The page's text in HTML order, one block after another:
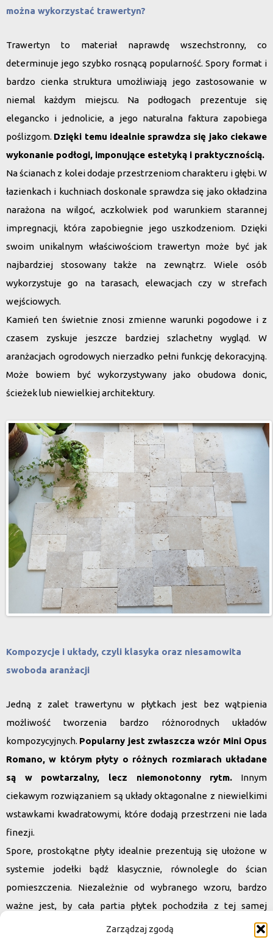
Zarządzaj zgodą
można wykorzystać trawertyn?
Trawertyn to materiał naprawdę wszechstronny, co
determinuje jego szybko rosnącą popularność. Spory format i
bardzo cienka struktura umożliwiają jego zastosowanie w
niemal każdym miejscu. Na podłogach prezentuje się
elegancko i jednolicie, a jego naturalna faktura zapobiega
poślizgom. Dzięki temu idealnie sprawdza się jako ciekawe
wykonanie podłogi, imponujące estetyką i praktycznością.
Na ścianach z kolei dodaje przestrzeniom charakteru i głębi. W
łazienkach i kuchniach doskonale sprawdza się jako okładzina
narażona na wilgoć, aczkolwiek pod warunkiem starannej
impregnacji, która zapobiegnie jego uszkodzeniom. Dzięki
swoim unikalnym właściwościom trawertyn może być jak
najbardziej stosowany także na zewnątrz. Wiele osób
wykorzystuje go na tarasach, elewacjach czy w strefach
wejściowych.
Kamień ten świetnie znosi zmienne warunki pogodowe i z
czasem zyskuje jeszcze bardziej szlachetny wygląd. W
aranżacjach ogrodowych nierzadko pełni funkcję dekoracyjną.
Może bowiem być wykorzystywany jako obudowa donic,
ścieżek lub niewielkiej architektury.
Kompozycje i układy, czyli klasyka oraz niesamowita
swoboda aranżacji
Jedną z zalet trawertynu w płytkach jest bez wątpienia
możliwość tworzenia bardzo różnorodnych układów
kompozycyjnych. Popularny jest zwłaszcza wzór Mini Opus
Romano, w którym płyty o różnych rozmiarach układane
są w powtarzalny, lecz niemonotonny rytm. Innym
ciekawym rozwiązaniem są układy oktagonalne z niewielkimi
wstawkami kwadratowymi, które dodają przestrzeni nie lada
finezji.
Spore, prostokątne płyty idealnie prezentują się ułożone w
systemie jodełki bądź klasycznie, równolegle do ścian
pomieszczenia. Niezależnie od wybranego wzoru, bardzo
ważne jest, by cała partia płytek pochodziła z tej samej